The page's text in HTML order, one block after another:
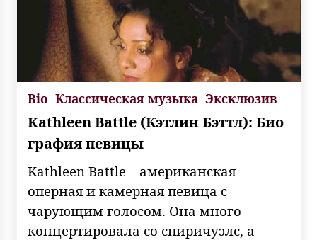
Bio Классическая музыка Эксклюзив
Kathleen Battle (Кэтлин Бэттл): Био
графия певицы
Kathleen Battle – американская
оперная и камерная певица с
чарующим голосом. Она много
концертировала со спиричуэлс, а